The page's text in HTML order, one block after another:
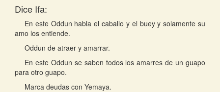
Dice Ifa:
En este Oddun habla el caballo y el buey y solamente su
amo los entiende.
Oddun de atraer y amarrar.
En este Oddun se saben todos los amarres de un guapo
para otro guapo.
Marca deudas con Yemaya.